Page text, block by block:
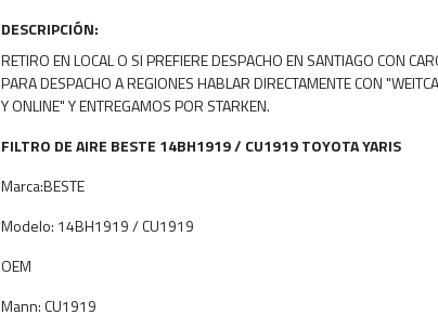
DESCRIPCIÓN:
RETIRO EN LOCAL O SI PREFIERE DESPACHO EN SANTIAGO CON
PARA DESPACHO A REGIONES HABLAR DIRECTAMENTE CON
Y ONLINE" Y ENTREGAMOS POR STARKEN.
FILTRO DE AIRE BESTE 14BH1919 / CU1919 TOYOTA YARIS
Marca:BESTE
Modelo: 14BH1919 / CU1919
OEM
Mann: CU1919